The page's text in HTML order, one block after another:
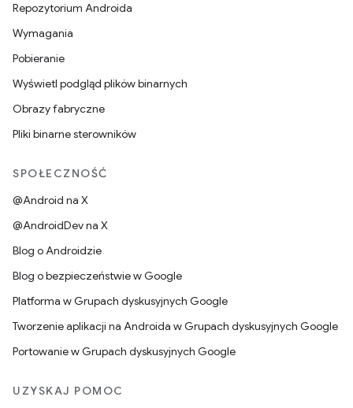
Repozytorium Androida
Wymagania
Pobieranie
Wyświetl podgląd plików binarnych
Obrazy fabryczne
Pliki binarne sterowników
SPOŁECZNOŚĆ
@Android na X
@AndroidDev na X
Blog o Androidzie
Blog o bezpieczeństwie w Google
Platforma w Grupach dyskusyjnych Google
Tworzenie aplikacji na Androida w Grupach dyskusyjnych Google
Portowanie w Grupach dyskusyjnych Google
UZYSKAJ POMOC